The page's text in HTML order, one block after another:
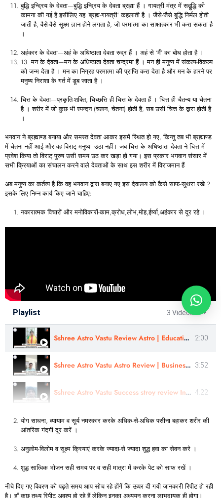
बुद्धि इन्द्रिय के देवता—बुद्धि इन्द्रिय के देवता ब्रह्मा हैं । गायत्री मंत्र में सद्बुद्धि की
कामना की गई है इसीलिए यह ‘ब्रह्म-गायत्री’ कहलाती है । जैसे-जैसे बुद्धि निर्मल होती
जाती है, वैसे-वैसे सूक्ष्म ज्ञान होने लगता है, जो परमात्मा का साक्षात्कार भी करा सकता है
।
अहंकार के देवता—अहं के अधिष्ठाता देवता रुद्र हैं । अहं से ‘मैं’ का बोध होता है ।
13. मन के देवता—मन के अधिष्ठाता देवता चन्द्रमा हैं । मन ही मनुष्य में संकल्प-विकल्प
को जन्म देता है । मन का निग्रह परमात्मा की प्राप्ति करा देता है और मन के हारने पर
मनुष्य निराशा के गर्त में डूब जाता है ।
चित्त के देवता—प्रकृति-शक्ति, चिच्छत्ति ही चित्त के देवता हैं । चित्त ही चैतन्य या चेतना
है । शरीर में जो कुछ भी स्पन्दन (चलन, चेतना) होती है, सब उसी चित्त के द्वारा होती है
।
भगवान ने ब्रह्माण्ड बनाया और समस्त देवता आकर इसमें स्थित हो गए, किन्तु तब भी ब्रह्माण्ड
में चेतना नहीं आई और वह विराट् मनुष्य उठा नहीं। जब चित्त के अधिष्ठाता देवता ने चित्त में
प्रवेश किया तो विराट् पुरुष उसी समय उठ कर खड़ा हो गया। इस प्रकार भगवान संसार में
सभी क्रियाओं का संचालन करने वाले देवताओं के साथ इस शरीर में विराजमान हैं
अब मनुष्य का कर्तव्य है कि वह भगवान द्वारा बनाए गए इस देवालय को कैसे साफ-सुथरा रखे ?
इसके लिए निम्न कार्य किए जाने चाहिए:
नकारात्मक विचारों और मनोविकारों-काम,क्रोध,लोभ,मोह,ईर्ष्या,अहंकार से दूर रहे ।
Playlist 3 Videos
Sshree Astro Vastu Review Astro | Education Challenges | Preksha Pragnesh Ji In Marathi 2:00
Sshree Astro Vastu Astro Review | Business Consultation |Astro - Jitendra Vijay Singh Ji In Hindi 3:52
Sshree Astro Vastu Success stroy review In Hindi - Astro Harshit Ji 4:22
योग साधना, व्यायाम व सूर्य नमस्कार करके अधिक-से-अधिक पसीना बहाकर शरीर की
आंतरिक गंदगी दूर करें ।
अनुलोम-विलोम व सूक्ष्म क्रियाएं करके ज्यादा-से ज्यादा शुद्ध हवा का सेवन करे ।
शुद्ध सात्विक भोजन सही समय पर व सही मात्रा में करके पेट को साफ रखें ।
नीचे दिए गए विवरण को पढ़ते समय आप सोच रहे होंगें कि ऊपर दी गयी जानकारी रिपीट हो रही
है। हाँ कुछ तथ्य रिपीट अवश्य हो रहे हैं लेकिन इनका अध्ययन करना लाभदायक ही होगा।